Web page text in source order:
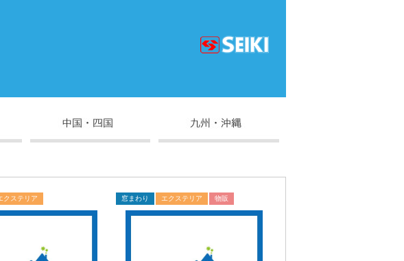
クステリア 窓まわり エクステリア 物販